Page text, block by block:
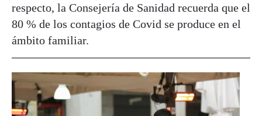
respecto, la Consejería de Sanidad recuerda que el
80 % de los contagios de Covid se produce en el
ámbito familiar.